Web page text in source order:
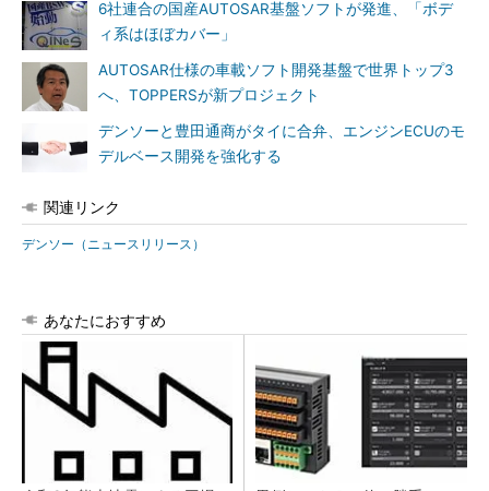
6社連合の国産AUTOSAR基盤ソフトが発進、「ボデ
ィ系はほぼカバー」
AUTOSAR仕様の車載ソフト開発基盤で世界トップ3
へ、TOPPERSが新プロジェクト
デンソーと豊田通商がタイに合弁、エンジンECUのモ
デルベース開発を強化する
関連リンク
デンソー（ニュースリリース）
あなたにおすすめ